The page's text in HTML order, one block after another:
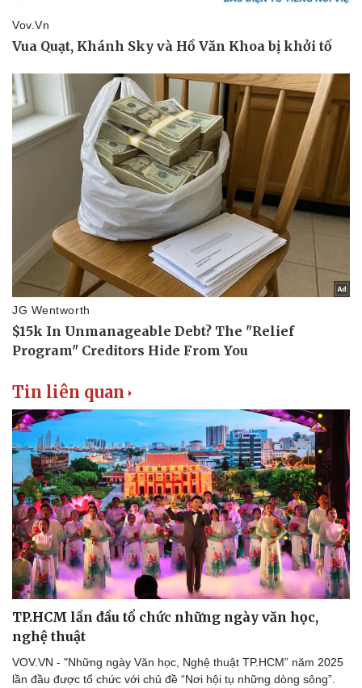
Tin liên quan
TP.HCM lần đầu tổ chức những ngày văn học,
nghệ thuật
VOV.VN - "Những ngày Văn học, Nghệ thuật TP.HCM” năm 2025
lần đầu được tổ chức với chủ đề “Nơi hội tụ những dòng sông”.